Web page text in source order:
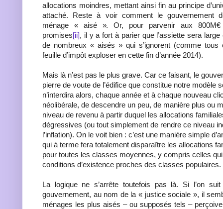
allocations moindres, mettant ainsi fin au principe
attaché. Reste à voir comment le gouvernement
ménage « aisé ». Or, pour parvenir aux
promises[ii], il y a fort à parier que l’assiette sera large
de nombreux « aisés » qui s’ignorent (comme
feuille d’impôt exploser en cette fin d’année 2014).
Mais là n’est pas le plus grave. Car ce faisant, le
pierre de voute de l’édifice que constitue notre modèle
n’interdira alors, chaque année et à chaque nouveau
néolibérale, de descendre un peu, de manière plus ou
niveau de revenu à partir duquel les allocations
dégressives (ou tout simplement de rendre ce niveau
l’inflation). On le voit bien : c’est une manière simple
qui à terme fera totalement disparaître les allocations
pour toutes les classes moyennes, y compris celles
conditions d’existence proches des classes populaires.
La logique ne s’arrête toutefois pas là. Si l’on
gouvernement, au nom de la « justice sociale », il
ménages les plus aisés – ou supposés tels –